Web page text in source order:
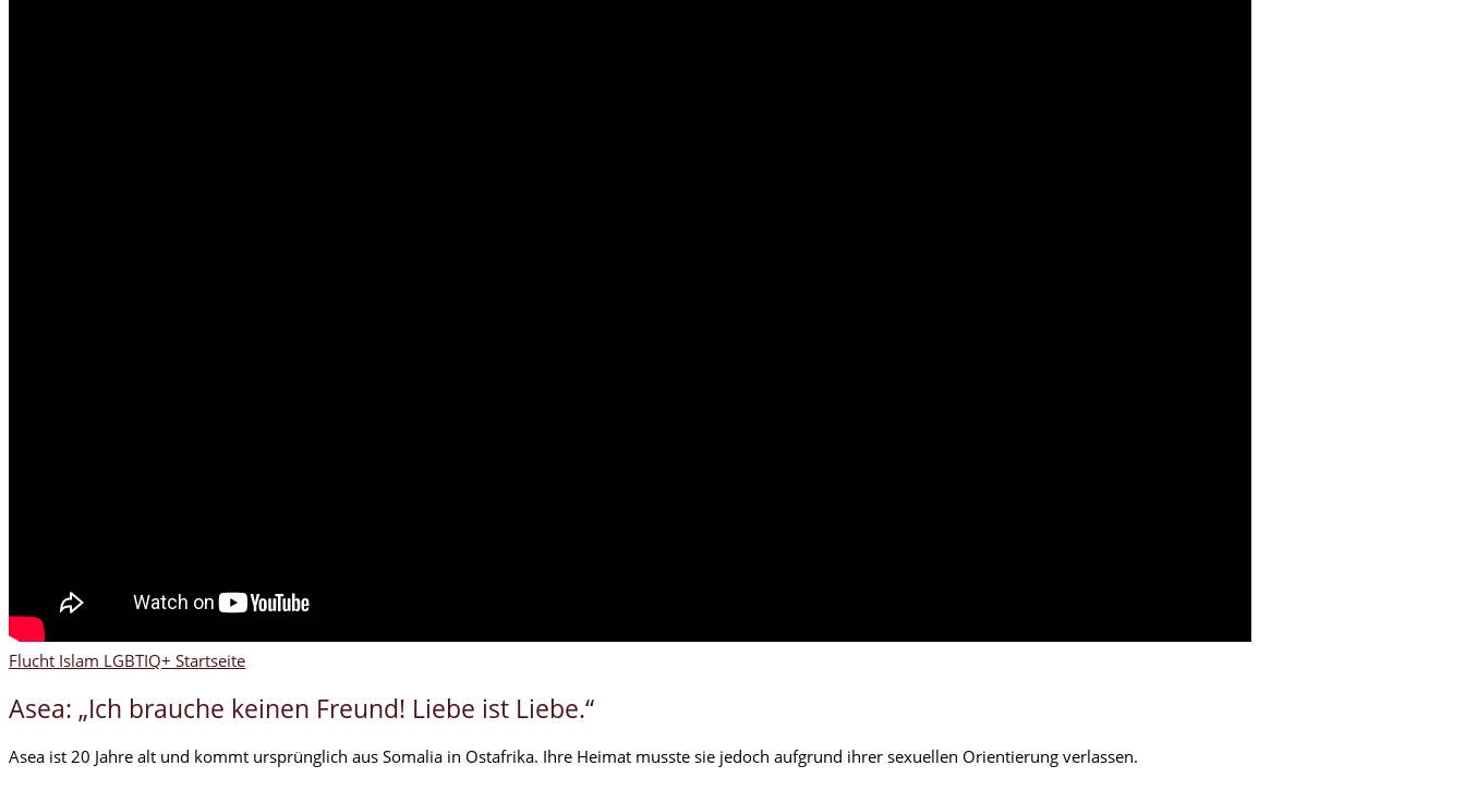
Flucht Islam LGBTIQ+ Startseite
Asea: „Ich brauche keinen Freund! Liebe ist Liebe.“
Asea ist 20 Jahre alt und kommt ursprünglich aus Somalia in Ostafrika. Ihre Heimat musste sie jedoch aufgrund ihrer sexuellen Orientierung verlassen.